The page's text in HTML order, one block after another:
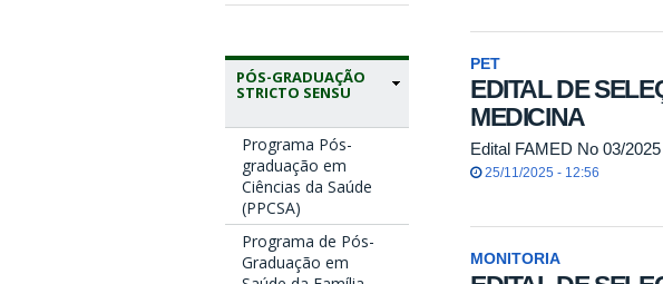
PÓS-GRADUAÇÃO
STRICTO SENSU
Programa Pós-
graduação em
Ciências da Saúde
(PPCSA)
Programa de Pós-
Graduação em
PET
EDITAL DE
MEDICINA
Edital FAMED No 03/
25/11/2025 - 12:56
MONITORIA